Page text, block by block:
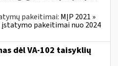
pakeitimai: MĮP 2021 »
pakeitimai nuo 2024
dėl VA-102 taisyklių